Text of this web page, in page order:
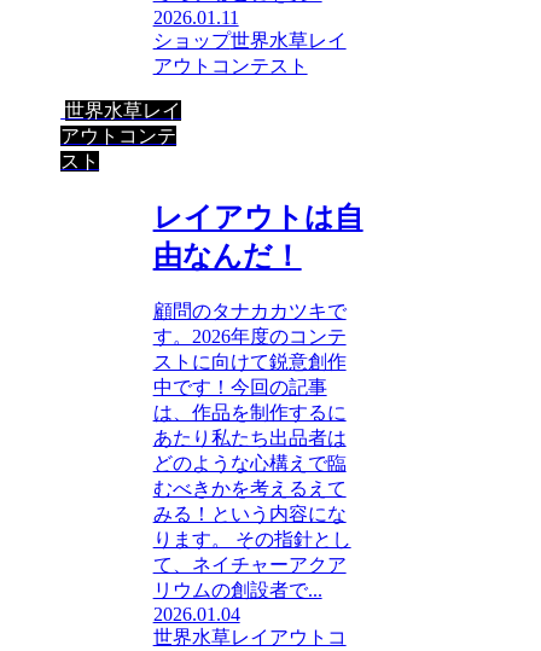
2026.01.11
ショップ世界水草レイ
アウトコンテスト
世界水草レイ
アウトコンテ
スト
レイアウトは自
由なんだ！
顧問のタナカカツキで
す。2026年度のコンテ
ストに向けて鋭意創作
中です！今回の記事
は、作品を制作するに
あたり私たち出品者は
どのような心構えで臨
むべきかを考えるえて
みる！という内容にな
ります。 その指針とし
て、ネイチャーアクア
リウムの創設者で...
2026.01.04
世界水草レイアウトコ